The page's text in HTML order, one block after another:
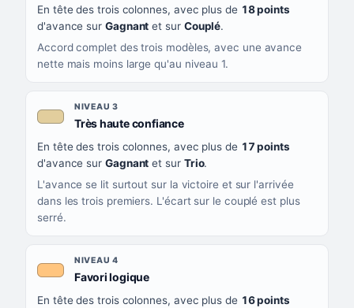
En tête des trois colonnes, avec plus de 18 points
d'avance sur Gagnant et sur Couplé.
Accord complet des trois modèles, avec une avance
nette mais moins large qu'au niveau 1.
NIVEAU 3
Très haute confiance, couleur beige
En tête des trois colonnes, avec plus de 17 points
d'avance sur Gagnant et sur Trio.
L'avance se lit surtout sur la victoire et sur l'arrivée
dans les trois premiers. L'écart sur le couplé est plus
serré.
NIVEAU 4
Favori logique, couleur orange clair
En tête des trois colonnes, avec plus de 16 points